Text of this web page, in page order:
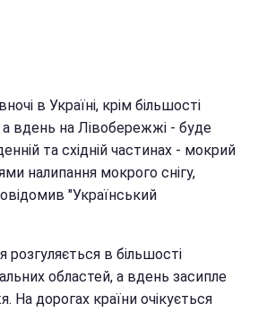
в Україні, крім більшості
а вдень на Лівобережжі - буде
та східній частинах - мокрий
налипання мокрого снігу,
"Український
розгуляється в більшості
областей, а вдень засипле
На дорогах країни очікується